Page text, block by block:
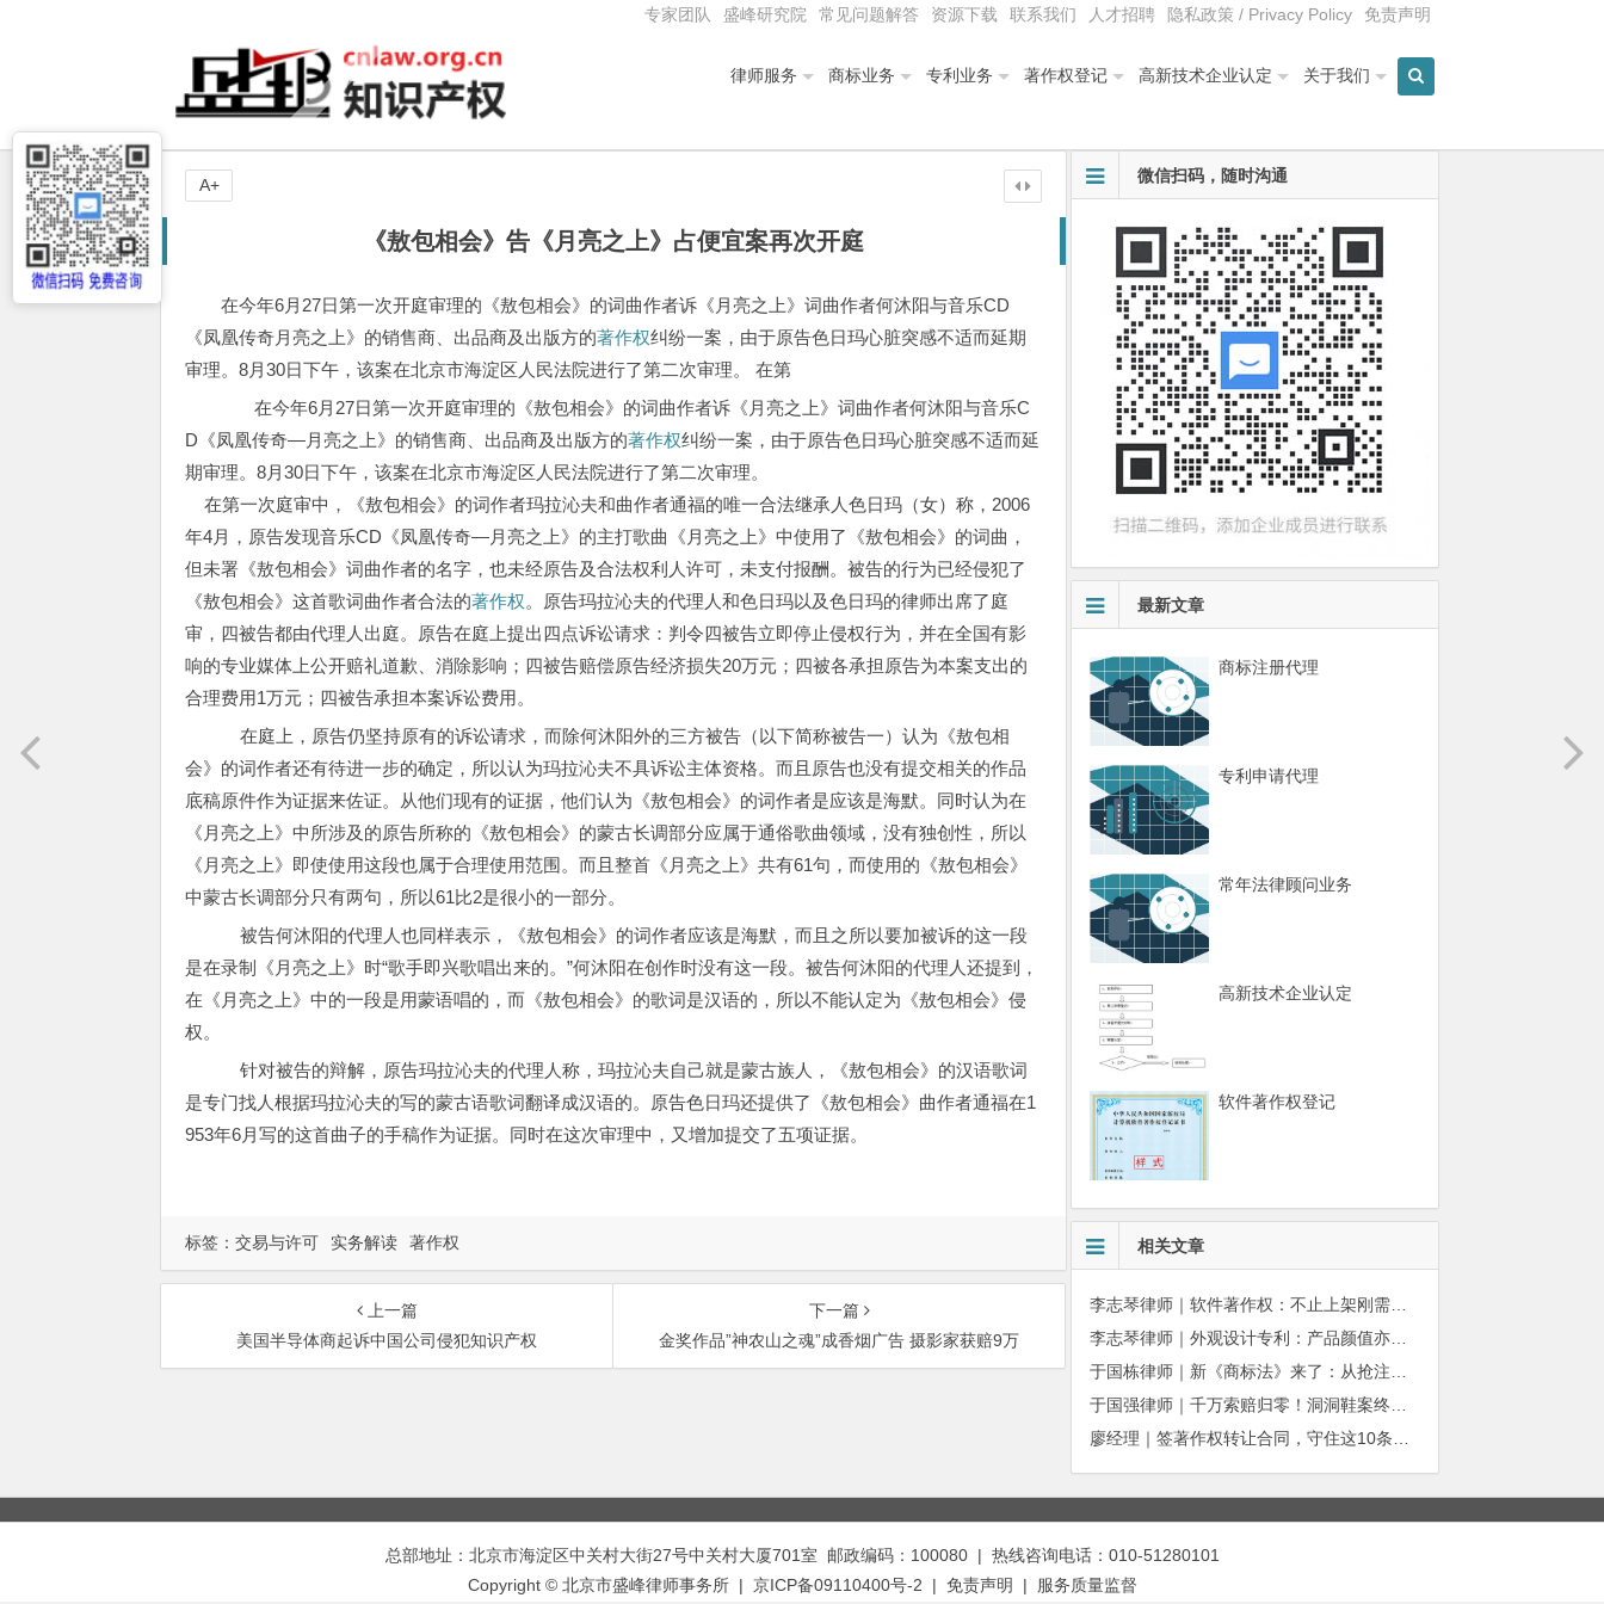
专家团队 盛峰研究院 常见问题解答 资源下载 联系我们 人才招聘 隐私政策 / Privacy Policy 免责声明
律师服务 商标业务 专利业务 著作权登记 高新技术企业认定 关于我们
《敖包相会》告《月亮之上》占便宜案再次开庭
在今年6月27日第一次开庭审理的《敖包相会》的词曲作者诉《月亮之上》词曲作者何沐阳与音乐CD
《凤凰传奇月亮之上》的销售商、出品商及出版方的著作权纠纷一案，由于原告色日玛心脏突感不适而延期
审理。8月30日下午，该案在北京市海淀区人民法院进行了第二次审理。 在第
在今年6月27日第一次开庭审理的《敖包相会》的词曲作者诉《月亮之上》词曲作者何沐阳与音乐C
D《凤凰传奇—月亮之上》的销售商、出品商及出版方的著作权纠纷一案，由于原告色日玛心脏突感不适而延
期审理。8月30日下午，该案在北京市海淀区人民法院进行了第二次审理。
在第一次庭审中，《敖包相会》的词作者玛拉沁夫和曲作者通福的唯一合法继承人色日玛（女）称，2006
年4月，原告发现音乐CD《凤凰传奇—月亮之上》的主打歌曲《月亮之上》中使用了《敖包相会》的词曲，
但未署《敖包相会》词曲作者的名字，也未经原告及合法权利人许可，未支付报酬。被告的行为已经侵犯了
《敖包相会》这首歌词曲作者合法的著作权。原告玛拉沁夫的代理人和色日玛以及色日玛的律师出席了庭
审，四被告都由代理人出庭。原告在庭上提出四点诉讼请求：判令四被告立即停止侵权行为，并在全国有影
响的专业媒体上公开赔礼道歉、消除影响；四被告赔偿原告经济损失20万元；四被各承担原告为本案支出的
合理费用1万元；四被告承担本案诉讼费用。
在庭上，原告仍坚持原有的诉讼请求，而除何沐阳外的三方被告（以下简称被告一）认为《敖包相
会》的词作者还有待进一步的确定，所以认为玛拉沁夫不具诉讼主体资格。而且原告也没有提交相关的作品
底稿原件作为证据来佐证。从他们现有的证据，他们认为《敖包相会》的词作者是应该是海默。同时认为在
《月亮之上》中所涉及的原告所称的《敖包相会》的蒙古长调部分应属于通俗歌曲领域，没有独创性，所以
《月亮之上》即使使用这段也属于合理使用范围。而且整首《月亮之上》共有61句，而使用的《敖包相会》
中蒙古长调部分只有两句，所以61比2是很小的一部分。
被告何沐阳的代理人也同样表示，《敖包相会》的词作者应该是海默，而且之所以要加被诉的这一段
是在录制《月亮之上》时“歌手即兴歌唱出来的。”何沐阳在创作时没有这一段。被告何沐阳的代理人还提到，
在《月亮之上》中的一段是用蒙语唱的，而《敖包相会》的歌词是汉语的，所以不能认定为《敖包相会》侵
权。
针对被告的辩解，原告玛拉沁夫的代理人称，玛拉沁夫自己就是蒙古族人，《敖包相会》的汉语歌词
是专门找人根据玛拉沁夫的写的蒙古语歌词翻译成汉语的。原告色日玛还提供了《敖包相会》曲作者通福在1
953年6月写的这首曲子的手稿作为证据。同时在这次审理中，又增加提交了五项证据。
A+
标签：交易与许可 实务解读 著作权
上一篇
美国半导体商起诉中国公司侵犯知识产权
下一篇
金奖作品”神农山之魂”成香烟广告 摄影家获赔9万
微信扫码，随时沟通
最新文章
商标注册代理
专利申请代理
常年法律顾问业务
高新技术企业认定
软件著作权登记
相关文章
李志琴律师｜软件著作权：不止上架刚需，更是企业长期合规资产
李志琴律师｜外观设计专利：产品颜值亦是企业核心商业壁垒
总部地址：北京市海淀区中关村大街27号中关村大厦701室 邮政编码：100080 | 热线咨询电话：010-51280101
Copyright © 北京市盛峰律师事务所 | 京ICP备09110400号-2 | 免责声明 | 服务质量监督